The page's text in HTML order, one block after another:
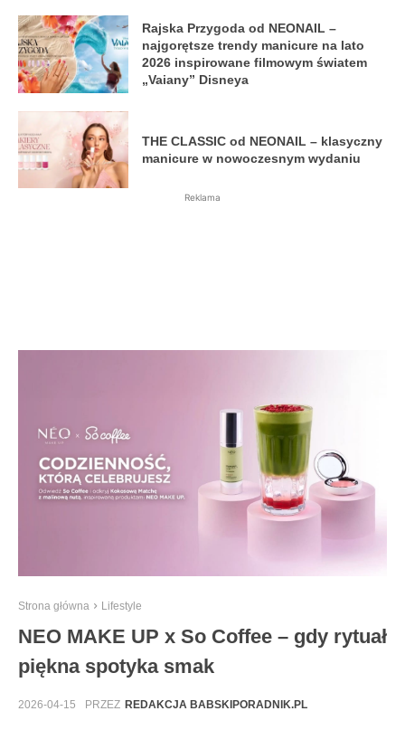
Rajska Przygoda od NEONAIL –
najgorętsze trendy manicure na lato
2026 inspirowane filmowym światem
„Vaiany” Disneya
THE CLASSIC od NEONAIL – klasyczny
manicure w nowoczesnym wydaniu
Reklama